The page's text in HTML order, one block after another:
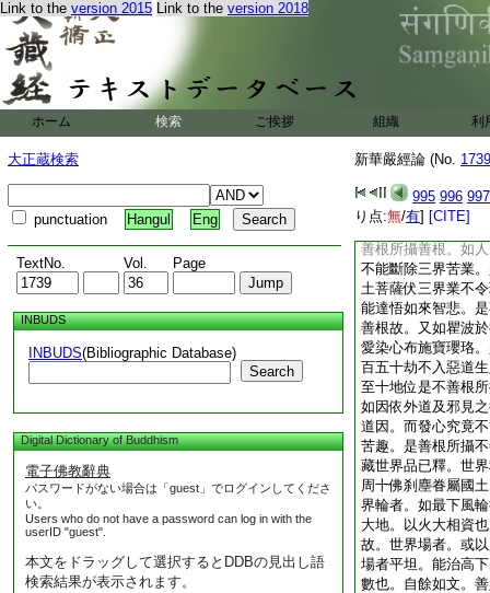
Link to the version 2015 Link to the version 2018
ホーム 検索 ご挨拶 組織 利
大正蔵検索
punctuation Hangul Eng
TextNo. Vol. Page
INBUDS
INBUDS(Bibliographic Database)
Search
Digital Dictionary of Buddhism
電子佛教辭典
パスワードがない場合は「guest」でログインしてくださ
い。
Users who do not have a password can log in with the
userID "guest".
本文をドラッグして選択するとDDBの見出し語
検索結果が表示されます。
新華嚴經論 (No.
995 996 997
り点:無/有] [CITE]
現法界光明講堂者
遍周故。周遍推求
勝進。釋氏女者姓
子座者。無染行也
悲智。王所生已下
已下談其瞿波及婇
財至瞿波所申請所
下具明次下善財所
所攝善根善根所攝
又如世有行非復能
行邪行是見亦是邪
善根所攝善根。如
不能斷除三界苦業
土菩薩伏三界業不
能達悟如來智悲。
善根故。又如瞿波
愛染心布施寶瓔珞
百五十劫不入惡道
至十地位是不善根
如因依外道及邪見
道因。而發心究竟
苦趣。是善根所攝
藏世界品已釋。世
周十佛刹塵眷屬國
界輪者。如最下風
大地。以火大相資
故。世界場者。或
場者平坦。能治高
數也。自餘如文。